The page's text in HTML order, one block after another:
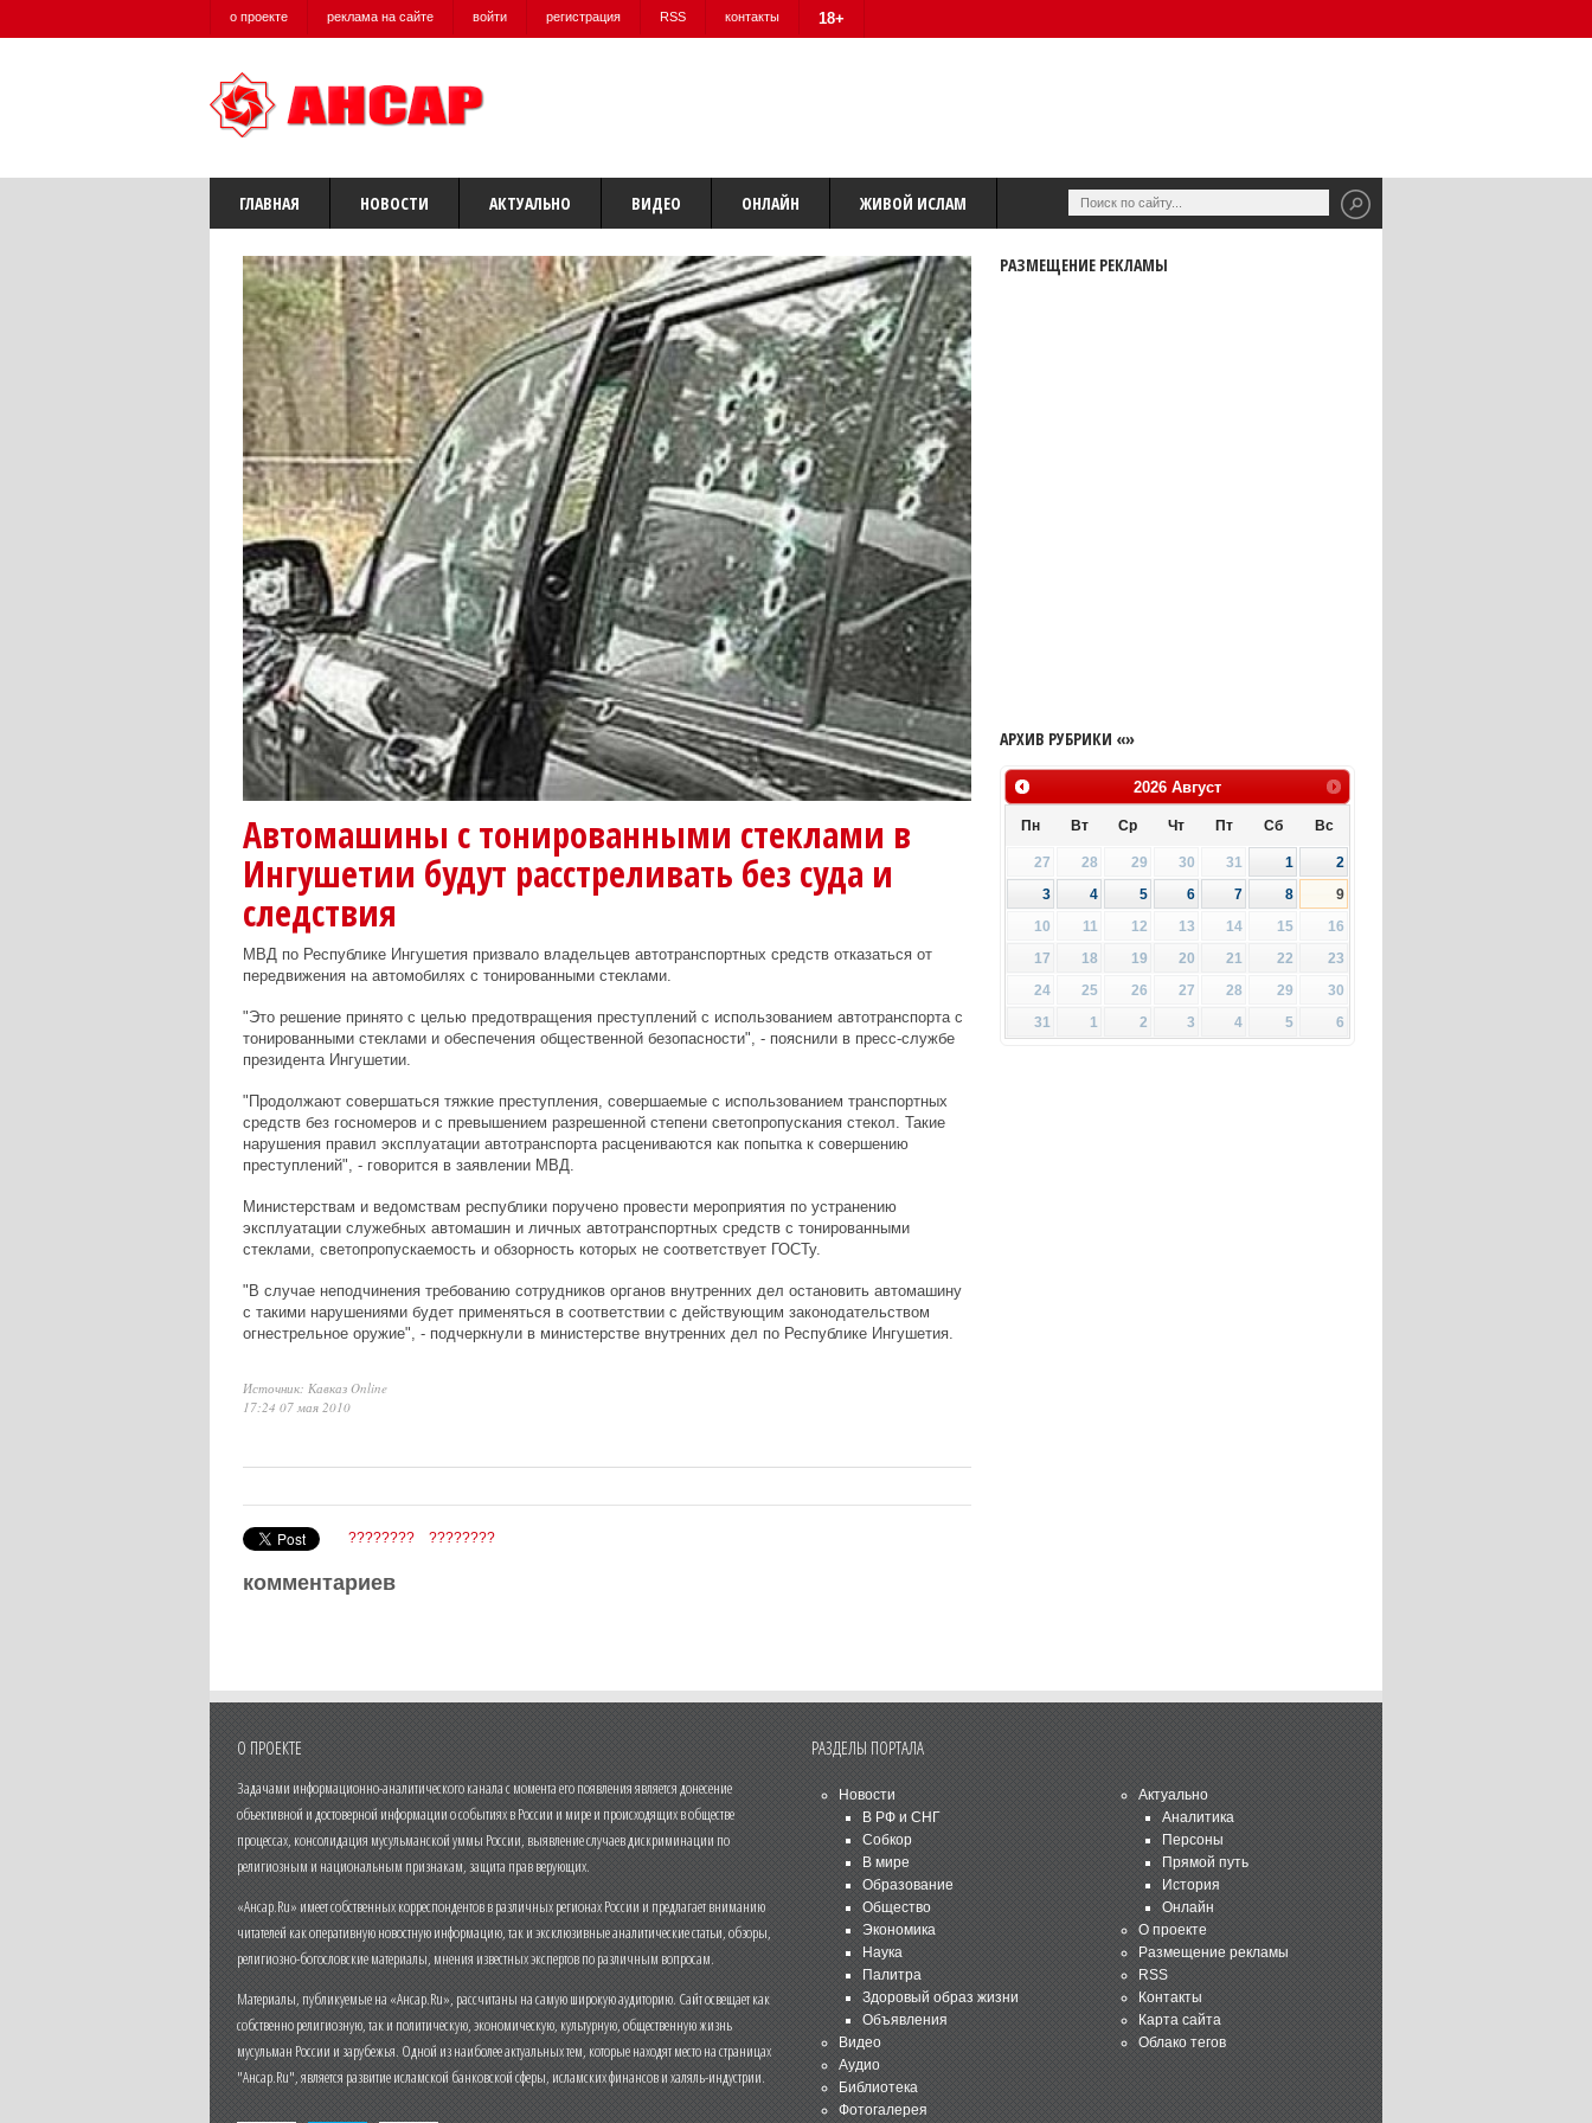
о проекте реклама на сайте войти регистрация RSS контакты 18+
ГЛАВНАЯ НОВОСТИ АКТУАЛЬНО ВИДЕО ОНЛАЙН ЖИВОЙ ИСЛАМ
Автомашины с тонированными стеклами в
Ингушетии будут расстреливать без суда и
следствия
МВД по Республике Ингушетия призвало владельцев автотранспортных средств отказаться от
передвижения на автомобилях с тонированными стеклами.
"Это решение принято с целью предотвращения преступлений с использованием автотранспорта с
тонированными стеклами и обеспечения общественной безопасности", - пояснили в пресс-службе
президента Ингушетии.
"Продолжают совершаться тяжкие преступления, совершаемые с использованием транспортных
средств без госномеров и с превышением разрешенной степени светопропускания стекол. Такие
нарушения правил эксплуатации автотранспорта расцениваются как попытка к совершению
преступлений", - говорится в заявлении МВД.
Министерствам и ведомствам республики поручено провести мероприятия по устранению
эксплуатации служебных автомашин и личных автотранспортных средств с тонированными
стеклами, светопропускаемость и обзорность которых не соответствует ГОСТу.
"В случае неподчинения требованию сотрудников органов внутренних дел остановить автомашину
с такими нарушениями будет применяться в соответствии с действующим законодательством
огнестрельное оружие", - подчеркнули в министерстве внутренних дел по Республике Ингушетия.
Источник: Кавказ Online
17:24 07 мая 2010
???????? ????????
комментариев
РАЗМЕЩЕНИЕ РЕКЛАМЫ
АРХИВ РУБРИКИ «»
2026 Август
Пн Вт Ср Чт Пт Сб Вс
27 28 29 30 31 1
2
3
4 5 6 7 8
9
10
11 12 13 14 15
16
17
18 19 20 21 22
23
24
25 26 27 28 29
30
31
1 2 3 4 5 6
О ПРОЕКТЕ
Задачами информационно-аналитического канала с момента его появления является донесение
объективной и достоверной информации о событиях в России и мире и происходящих в обществе
процессах, консолидация мусульманской уммы России, выявление случаев дискриминации по
религиозным и национальным признакам, защита прав верующих.
«Ансар.Ru» имеет собственных корреспондентов в различных регионах России и предлагает вниманию
читателей как оперативную новостную информацию, так и эксклюзивные аналитические статьи, обзоры,
религиозно-богословские материалы, мнения известных экспертов по различным вопросам.
Материалы, публикуемые на «Ансар.Ru», рассчитаны на самую широкую аудиторию. Сайт освещает как
собственно религиозную, так и политическую, экономическую, культурную, общественную жизнь
мусульман России и зарубежья. Одной из наиболее актуальных тем, которые находят место на страницах
"Ансар.Ru", является развитие исламской банковской сферы, исламских финансов и халяль-индустрии.
РАЗДЕЛЫ ПОРТАЛА
Новости
В РФ и СНГ
Собкор
В мире
Образование
Общество
Экономика
Наука
Палитра
Здоровый образ жизни
Объявления
Видео
Аудио
Библиотека
Фотогалерея
Актуально
Аналитика
Персоны
Прямой путь
История
Онлайн
О проекте
Размещение рекламы
RSS
Контакты
Карта сайта
Облако тегов